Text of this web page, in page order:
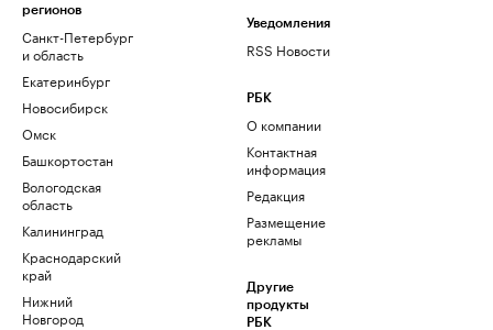
регионов
Санкт-Петербург
и область
Екатеринбург
Новосибирск
Омск
Башкортостан
Вологодская
область
Калининград
Краснодарский
край
Нижний
Новгород
Уведомления
RSS Новости
РБК
О компании
Контактная
информация
Редакция
Размещение
рекламы
Другие
продукты
РБК